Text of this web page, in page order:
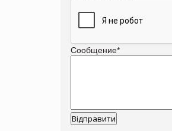
Сообщение*